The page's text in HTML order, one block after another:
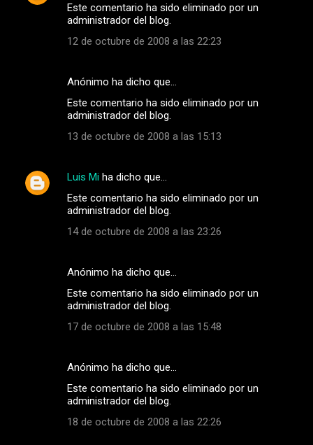
Este comentario ha sido eliminado por un
administrador del blog.
12 de octubre de 2008 a las 22:23
Anónimo ha dicho que…
Este comentario ha sido eliminado por un
administrador del blog.
13 de octubre de 2008 a las 15:13
Luis Mi ha dicho que…
Este comentario ha sido eliminado por un
administrador del blog.
14 de octubre de 2008 a las 23:26
Anónimo ha dicho que…
Este comentario ha sido eliminado por un
administrador del blog.
17 de octubre de 2008 a las 15:48
Anónimo ha dicho que…
Este comentario ha sido eliminado por un
administrador del blog.
18 de octubre de 2008 a las 22:26